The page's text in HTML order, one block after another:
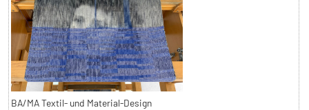
BA/MA Textil- und Material-Design